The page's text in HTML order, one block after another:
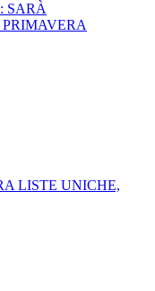
SARÀ
LISTE UNICHE,